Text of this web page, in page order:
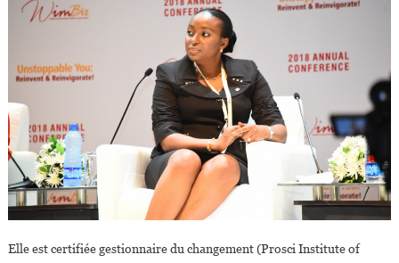
Elle est certifiée gestionnaire du changement (Prosci Institute of